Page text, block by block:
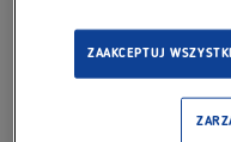
SmartUP, która
wzmacniania polskiej
szkolnym.
ZAAKCEPTUJ